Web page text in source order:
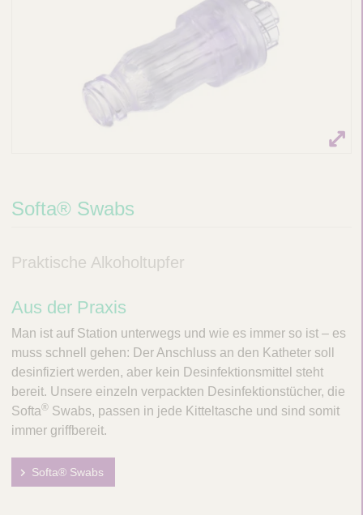
Softa® Swabs
Praktische Alkoholtupfer
Aus der Praxis
Man ist auf Station unterwegs und wie es immer so ist – es
muss schnell gehen: Der Anschluss an den Katheter soll
desinfiziert werden, aber kein Desinfektionsmittel steht
bereit. Unsere einzeln verpackten Desinfektionstücher, die
Softa® Swabs, passen in jede Kitteltasche und sind somit
immer griffbereit.
Softa® Swabs